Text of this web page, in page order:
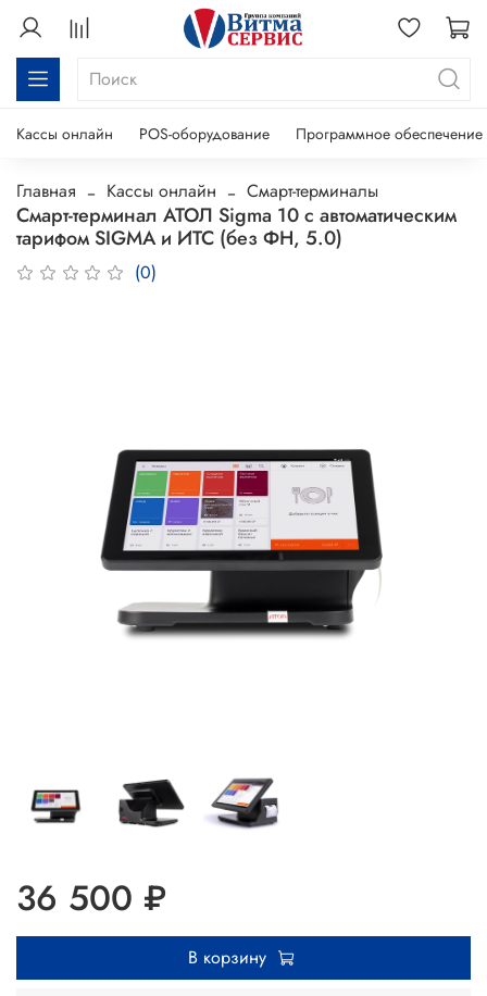
Кассы онлайн POS-оборудование Программное обеспечение
Главная Кассы онлайн Смарт-терминалы
Смарт-терминал АТОЛ Sigma 10 с автоматическим
тарифом SIGMA и ИТС (без ФН, 5.0)
(0)
36 500 ₽
В корзину